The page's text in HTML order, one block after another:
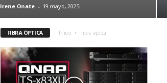
Irene Onate - 19 mayo, 2025
FIBRA ÓPTICA Inicio Fibra óptica